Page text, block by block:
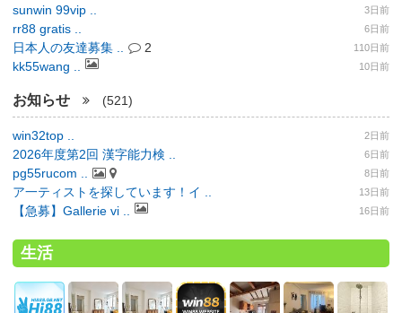
sunwin 99vip .. 3日前
rr88 gratis .. 6日前
日本人の友達募集 .. 2 110日前
kk55wang .. 10日前
お知らせ (521)
win32top .. 2日前
2026年度第2回 漢字能力検 .. 6日前
pg55rucom .. 8日前
ア一ティストを探しています！イ .. 13日前
【急募】Gallerie vi .. 16日前
生活